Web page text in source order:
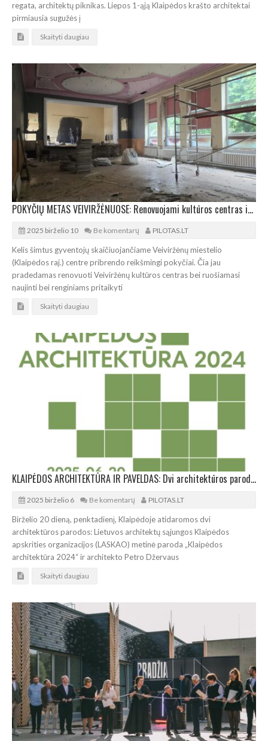
regata, architektų piknikas. Liepos 1-ąją Klaipėdos krašto architektai
pirmiausia sugužės į
Skaityti daugiau
POKYČIŲ METAS VEIVIRŽĖNUOSE: Renovuojami kultūros centras ir centrinė aikštė
2025 birželio 10 Be komentarų PILOTAS.LT
Kelis šimtus gyventojų skaičiuojančiame Veiviržėnų miestelio
(Klaipėdos raj.) centre pribrendo reikšmingi pokyčiai. Čia jau
pradedamas renovuoti Veiviržėnų kultūros centras bei ruošiamasi
naujinti bei renginiams pritaikyti
Skaityti daugiau
KLAIPĖDOS ARCHITEKTŪRA IR PAVELDAS: Dvi architektūros parodos uostamiestyje
2025 birželio 6 Be komentarų PILOTAS.LT
Birželio 20 dieną, penktadienį, Klaipėdoje atidaromos dvi
architektūros parodos: Lietuvos architektų sąjungos Klaipėdos
apskrities organizacijos (LASKAO) metinė paroda „Klaipėdos
architektūra 2024“ ir architekto Petro Džervaus
Skaityti daugiau